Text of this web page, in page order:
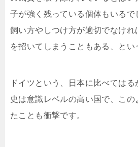
子が強く残っている個体もいるで
飼い方やしつけ方が適切でなけれ
を招いてしまうこともある、とい
ドイツという、日本に比べては
史は意識レベルの高い国で、この
たことも衝撃です。